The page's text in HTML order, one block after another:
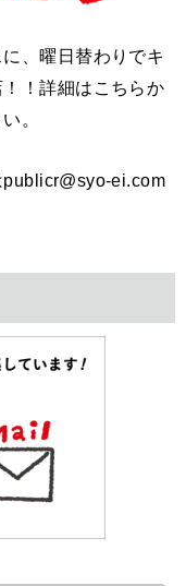
、曜日替わりでキ
！詳細はこちらか
。
ei.com